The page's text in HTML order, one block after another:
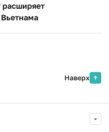
расширяет
Наверх